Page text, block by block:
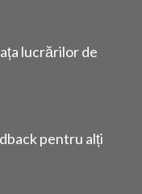
lucrărilor de
pentru alți